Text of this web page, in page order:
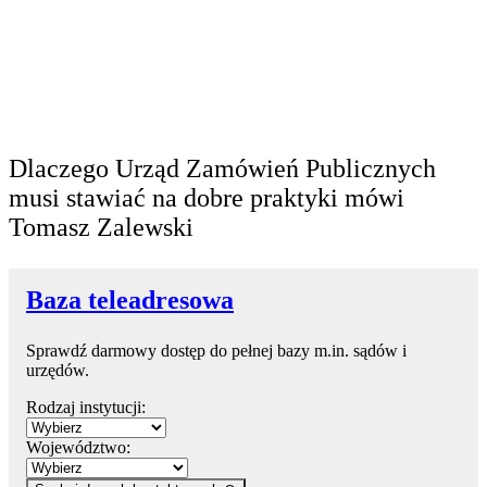
Dlaczego Urząd Zamówień Publicznych
musi stawiać na dobre praktyki mówi
Tomasz Zalewski
Baza teleadresowa
Sprawdź darmowy dostęp do pełnej bazy m.in. sądów i
urzędów.
Rodzaj instytucji:
Województwo: